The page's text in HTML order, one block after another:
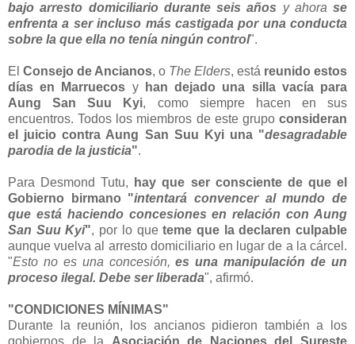
bajo arresto domiciliario durante seis años y ahora se
enfrenta a ser incluso más castigada por una conducta
sobre la que ella no tenía ningún control".
El Consejo de Ancianos, o The Elders, está reunido estos
días en Marruecos y
han dejado una silla vacía para
Aung San Suu Kyi, como siempre hacen en sus
encuentros. Todos los miembros de este grupo consideran
el juicio contra Aung San Suu Kyi una "desagradable
parodia de la justicia".
Para Desmond Tutu,
hay que ser consciente de que el
Gobierno birmano "intentará convencer al mundo de
que está haciendo concesiones en relación con Aung
San Suu Kyi", por lo queteme que la declaren culpable
aunque vuelva al arresto domiciliario en lugar de a la cárcel.
"Esto no es una concesión,es una manipulación de un
proceso ilegal. Debe ser liberada", afirmó.
"CONDICIONES MÍNIMAS"
Durante la reunión, los ancianos pidieron también a los
gobiernos de la Asociación de Naciones del Sureste